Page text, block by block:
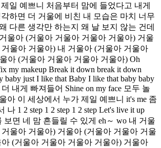
일 예쁘니 처음부터 맘에 들었다고 내게
하면 더 거울에 비친 내 모습은 마치 너무
다른 생각만 하는지 왜 날 보지 않는 건데
거울아 (거울아 거울아 거울아 거울아) 거울
울아 거울아) 내 거울아 (거울아 거울아
아 (거울아 거울아 거울아 거울아) Oh
my makeup Break it down break it down
baby just I like that Baby I like that baby baby
내게 빠져들어 Shine on my face 모두 놀
아 이 세상에서 누가 제일 예쁘니 it's me 좀
1 2 step 1 2 step 1 2 step Let's live it up
보면 네 맘 흔들릴 수 있게 eh～ wo 내 거울
울아 거울아) 거울아 (거울아 거울아 거울
(거울아 거울아 거울아 거울아) 거울아